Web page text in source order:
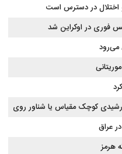
اختلال در دسترس است
فوری در اوکراین شد
می‌رود
کوچک مقیاس یا شناور روی
عراق
هرمز